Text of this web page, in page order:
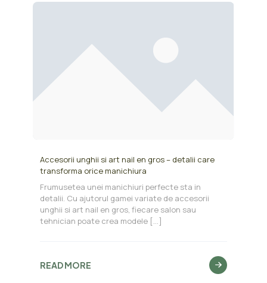
Accesorii unghii si art nail en gros – detalii care
transforma orice manichiura
Frumusetea unei manichiuri perfecte sta in
detalii. Cu ajutorul gamei variate de accesorii
unghii si art nail en gros, fiecare salon sau
tehnician poate crea modele[…]
READ MORE